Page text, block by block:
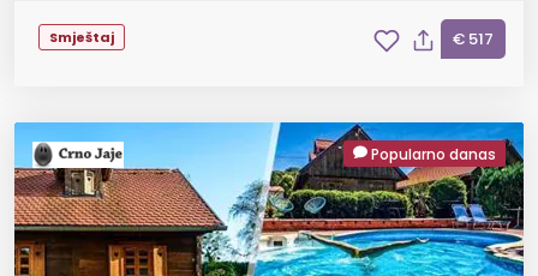
Smještaj € 517
Popularno danas